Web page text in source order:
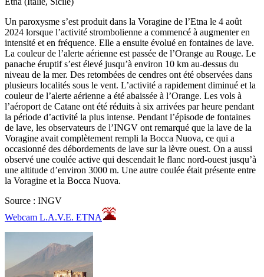
Un paroxysme s’est produit dans la Voragine de l’Etna le 4 août
2024 lorsque l’activité strombolienne a commencé à augmenter en
intensité et en fréquence. Elle a ensuite évolué en fontaines de lave.
La couleur de l’alerte aérienne est passée de l’Orange au Rouge. Le
panache éruptif s’est élevé jusqu’à environ 10 km au-dessus du
niveau de la mer. Des retombées de cendres ont été observées dans
plusieurs localités sous le vent. L’activité a rapidement diminué et la
couleur de l’alerte aérienne a été abaissée à l’Orange. Les vols à
l’aéroport de Catane ont été réduits à six arrivées par heure pendant
la période d’activité la plus intense. Pendant l’épisode de fontaines
de lave, les observateurs de l’INGV ont remarqué que la lave de la
Voragine avait complètement rempli la Bocca Nuova, ce qui a
occasionné des débordements de lave sur la lèvre ouest. On a aussi
observé une coulée active qui descendait le flanc nord-ouest jusqu’à
une altitude d’environ 3000 m. Une autre coulée était présente entre
la Voragine et la Bocca Nuova.
Source : INGV
Webcam L.A.V.E. ETNA